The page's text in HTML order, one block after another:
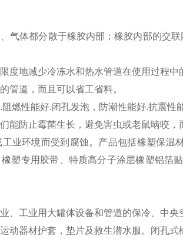
气体都分散于橡胶内部；橡胶内部的交
度地减少冷冻水和热水管道在使用过程
管道，而且可以省工省料。
燃性能好.闭孔发泡，防潮性能好.抗震性
能防止霉菌生长，避免害虫或老鼠啮咬
业环境而受到腐蚀。产品包括橡塑保温
塑专用胶带、特质高分子涂层橡塑铝箔
、工业用大罐体设备和管道的保冷、中
动器材护套，垫片及救生潜水服。闭孔